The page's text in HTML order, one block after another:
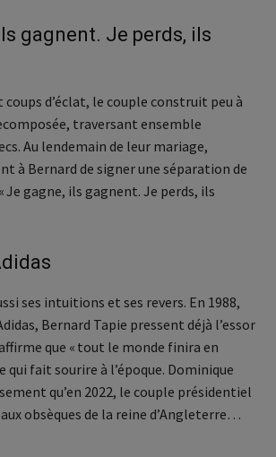
gagnent. Je perds, ils
coups d’éclat, le couple construit peu à
traversant ensemble
Au lendemain de leur mariage,
à Bernard de signer une séparation de
Je gagne, ils gagnent. Je perds, ils
ses intuitions et ses revers. En 1988,
Bernard Tapie pressent déjà l’essor
que « tout le monde finira en
qui fait sourire à l’époque. Dominique
qu’en 2022, le couple présidentiel
obsèques de la reine d’Angleterre…